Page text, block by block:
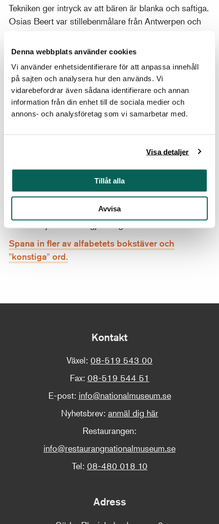
Denna webbplats använder cookies
Vi använder enhetsidentifierare för att anpassa innehåll
på sajten och analysera hur den används. Vi
vidarebefordrar även sådana identifierare och annan
information från din enhet till de sociala medier och
annons- och analysföretag som vi samarbetar med.
Visa detaljer
Tillåt alla
Avvisa
Tekniken ger intryck av att bären är blanka och saftiga.
Osias Beert var stillebenmålare från Antwerpen och
Jean Siméon Chardin, Kanin och kopparkittel, Utf. 1735 –
1739, Olja på duk, 59 x 56 cm.
återgivna. Samtidigt visar Chardin här upp sitt så
kallade stötmanér som innebar att färgfläckarna läggs
oförmedlade intill varandra. Det var som
stillebenmålare han valdes in i den franska kungliga
konstakademin 1728. Målningen är en av de få som
Chardin själv inte har gjort någon andra version av.
Spana in fler av alfabetets bokstäver och
"konstiga" ord.
Kontakt
Växel: 08-519 543 00
Fax: 08-519 544 51
E-post: info@nationalmuseum.se
Nyhetsbrev: anmäl dig här
Restaurangen:
info@restaurangnationalmuseum.se
Tel: 08-480 018 10
Adress